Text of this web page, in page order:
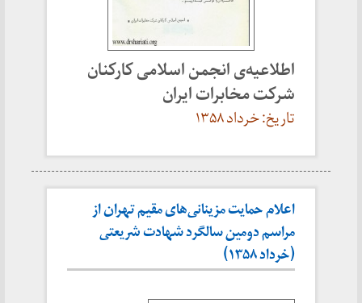
اطلاعیه‌ی انجمن اسلامی کارکنان
شرکت مخابرات ایران
تاریخ: خرداد ۱۳۵۸
اعلام حمایت مزینانی‌های مقیم تهران از
مراسم دومین سالگرد شهادت شریعتی
(خرداد ۱۳۵۸)